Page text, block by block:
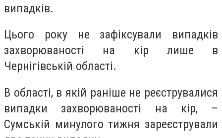
випадків.
Цього року не зафіксували випадків
захворюваності на кір лише в
Чернігівській області.
В області, в якій раніше не реєструвалися
випадки захворюваності на кір, –
Сумській минулого тижня зареєстрували